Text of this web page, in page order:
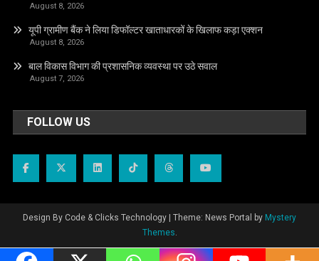
August 8, 2026
यूपी ग्रामीण बैंक ने लिया डिफॉल्टर खाताधारकों के खिलाफ कड़ा एक्शन
August 8, 2026
बाल विकास विभाग की प्रशासनिक व्यवस्था पर उठे सवाल
August 7, 2026
FOLLOW US
Design By Code & Clicks Technology Theme: News Portal by Mystery
Themes.